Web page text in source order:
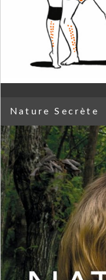
Nature Secrète